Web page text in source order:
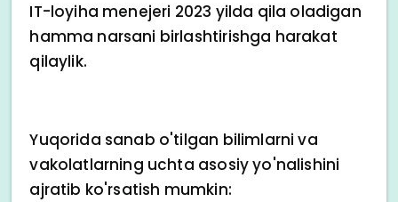
IT-loyiha menejeri 2023 yilda qila oladigan
hamma narsani birlashtirishga harakat
qilaylik.
Yuqorida sanab o'tilgan bilimlarni va
vakolatlarning uchta asosiy yo'nalishini
ajratib ko'rsatish mumkin: